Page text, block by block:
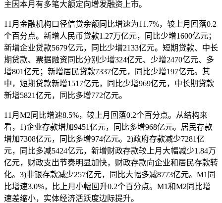
主因本月有多笔大额定向增发融资上市。
11月金融机构口径信贷余额同比增速为11.7%，较上月回落0.2
个百分点。新增人民币贷款1.27万亿元，同比少增1600亿元；
新增企业贷款5679亿元，同比少增2133亿元。短期贷款、中长
期贷款、票据融资同比分别少增324亿元、少增2470亿元、多
增801亿元；新增居民贷款7337亿元，同比少增197亿元。其
中，短期贷款新增1517亿元，同比少增969亿元，中长期贷款
新增5821亿元，同比多增772亿元。
11月M2同比增速8.5%，较上月回落0.2个百分点。从结构来
看，1)企业存款增加9451亿元，同比多增968亿元。居民存款
增加7308亿元，同比多增974亿元。2)政府存款减少7281亿
元，同比多减5424亿元，新增财政存款较上月大幅减少1.84万
亿元，财政支出节奏明显加快，财政存款向企业和居民存款转
化。3)非银存款减少257亿元，同比大幅多减8773亿元。M1同
比增速3.0%，比上月小幅回升0.2个百分点。M1和M2同比增
速差缩小，实体经济活跃度边际提升。